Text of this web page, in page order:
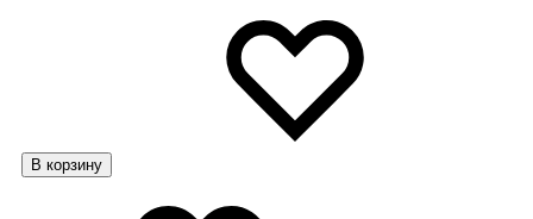
В корзину